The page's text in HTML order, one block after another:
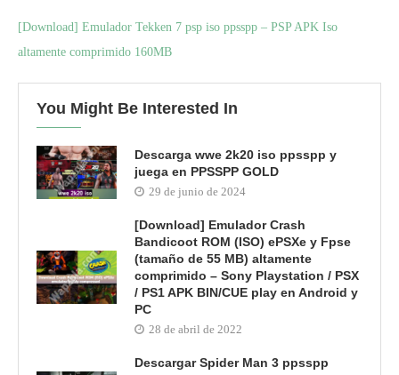
[Download] Emulador Tekken 7 psp iso ppsspp – PSP APK Iso
altamente comprimido 160MB
You Might Be Interested In
Descarga wwe 2k20 iso ppsspp y
juega en PPSSPP GOLD
29 de junio de 2024
[Download] Emulador Crash
Bandicoot ROM (ISO) ePSXe y Fpse
(tamaño de 55 MB) altamente
comprimido – Sony Playstation / PSX
/ PS1 APK BIN/CUE play en Android y
PC
28 de abril de 2022
Descargar Spider Man 3 ppsspp